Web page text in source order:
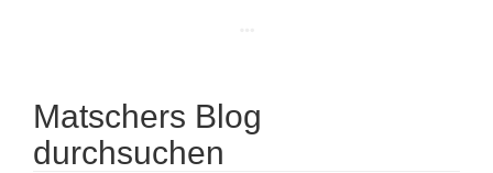
Matschers Blog
durchsuchen